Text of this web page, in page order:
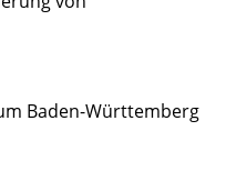
Baden-Württemberg